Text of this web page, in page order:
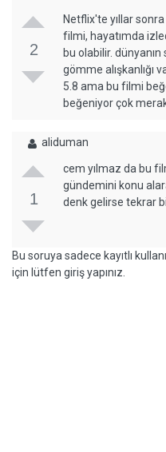
2
Netflix'te yıllar
filmi, hayatımda
bu olabilir.
gömme alışkanlığı
5.8 ama bu filmi
beğeniyor çok
aliduman
1
cem yılmaz da bu
gündemini konu
denk gelirse tekrar
Bu soruya sadece kayıtlı
için lütfen giriş yapınız.